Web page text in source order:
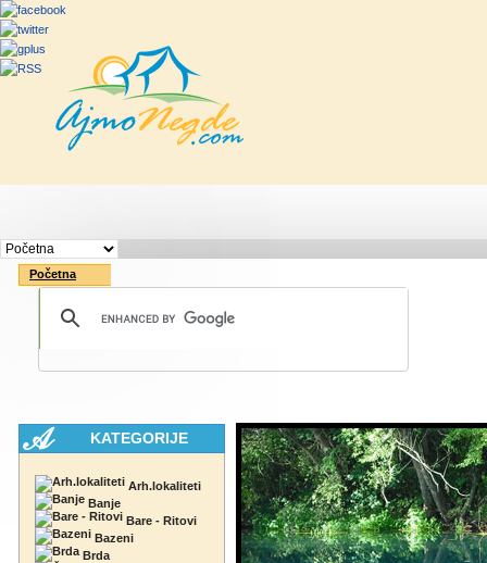
Početna
KATEGORIJE
Arh.lokaliteti
Banje
Bare - Ritovi
Bazeni
Brda